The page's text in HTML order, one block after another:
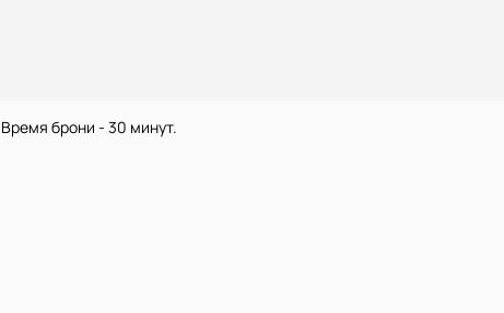
Время брони - 30 минут.